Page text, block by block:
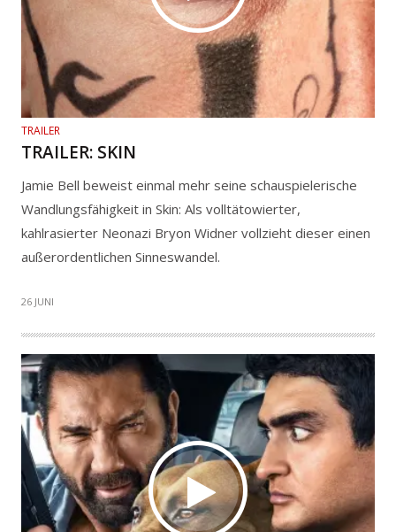
TRAILER
TRAILER: SKIN
Jamie Bell beweist einmal mehr seine schauspielerische
Wandlungsfähigkeit in Skin: Als volltätowierter,
kahlrasierter Neonazi Bryon Widner vollzieht dieser einen
außerordentlichen Sinneswandel.
26 JUNI